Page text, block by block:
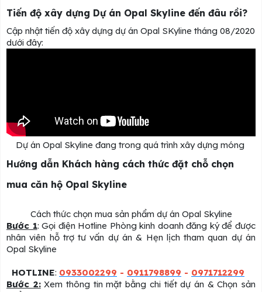
Tiến độ xây dựng Dự án Opal Skyline đến đâu rồi?
Cập nhật tiến độ xây dựng dự án Opal SKyline tháng 08/2020
dưới đây:
Dự án Opal Skyline đang trong quá trình xây dựng móng
Hướng dẫn Khách hàng cách thức đặt chỗ chọn
mua căn hộ Opal Skyline
Cách thức chọn mua sản phẩm dự án Opal Skyline
Bước 1: Gọi điện Hotline Phòng kinh doanh đăng ký để được
nhân viên hỗ trợ tư vấn dự án & Hẹn lịch tham quan dự án
Opal Skyline
HOTLINE: 0933002299 - 0911798899 - 0971712299
Bước 2:Xem thông tin mặt bằng chi tiết dự án & Chọn sản